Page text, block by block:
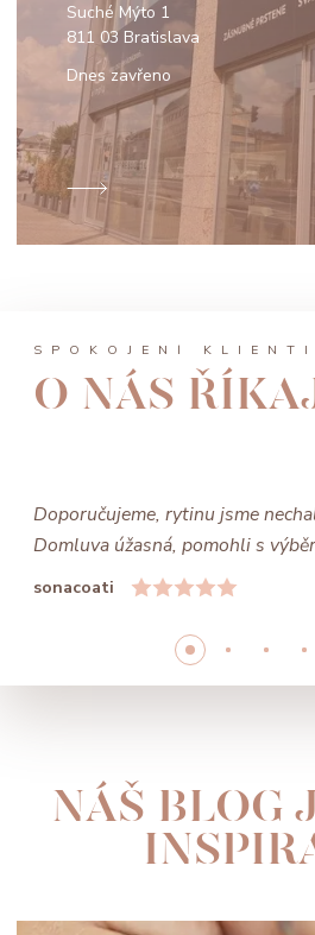
Suché Mýto 1
811 03 Bratislava
Dnes zavřeno
SPOKOJENÍ KLIENTI
O NÁS
Doporučujeme, rytinu jsme
Domluva úžasná, pomohli s
sonacoati
NÁŠ BLOG